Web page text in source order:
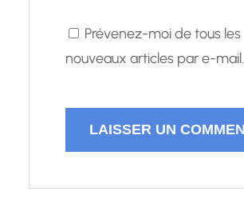
Prévenez-moi de tous les
nouveaux articles par e-mail.